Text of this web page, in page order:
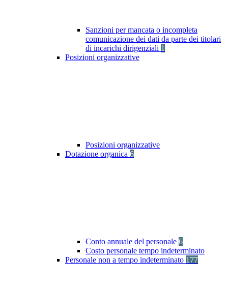
Sanzioni per mancata o incompleta
comunicazione dei dati da parte dei titolari
di incarichi dirigenziali 1
Posizioni organizzative
Posizioni organizzative
Dotazione organica 6
Conto annuale del personale 6
Costo personale tempo indeterminato
Personale non a tempo indeterminato 177